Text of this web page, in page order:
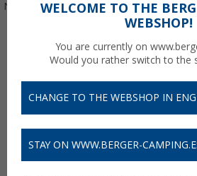
Nº de artículo 128750
WELCOME TO THE
WEBSHOP!
You are currently on
Would you rather switch to the
CHANGE TO THE WEBSHOP IN
STAY ON WWW.BERGER-